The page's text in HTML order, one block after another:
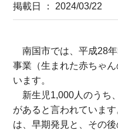
掲載日 ： 2024/03/22
南国市では、平成28
事業（生まれた赤ちゃ
います。
新生児1,000人のうち
があると言われていま
は、早期発見と、その